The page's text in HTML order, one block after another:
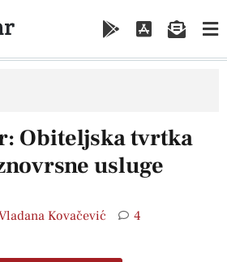
Obiteljska tvrtka
usluge
Kovačević 4